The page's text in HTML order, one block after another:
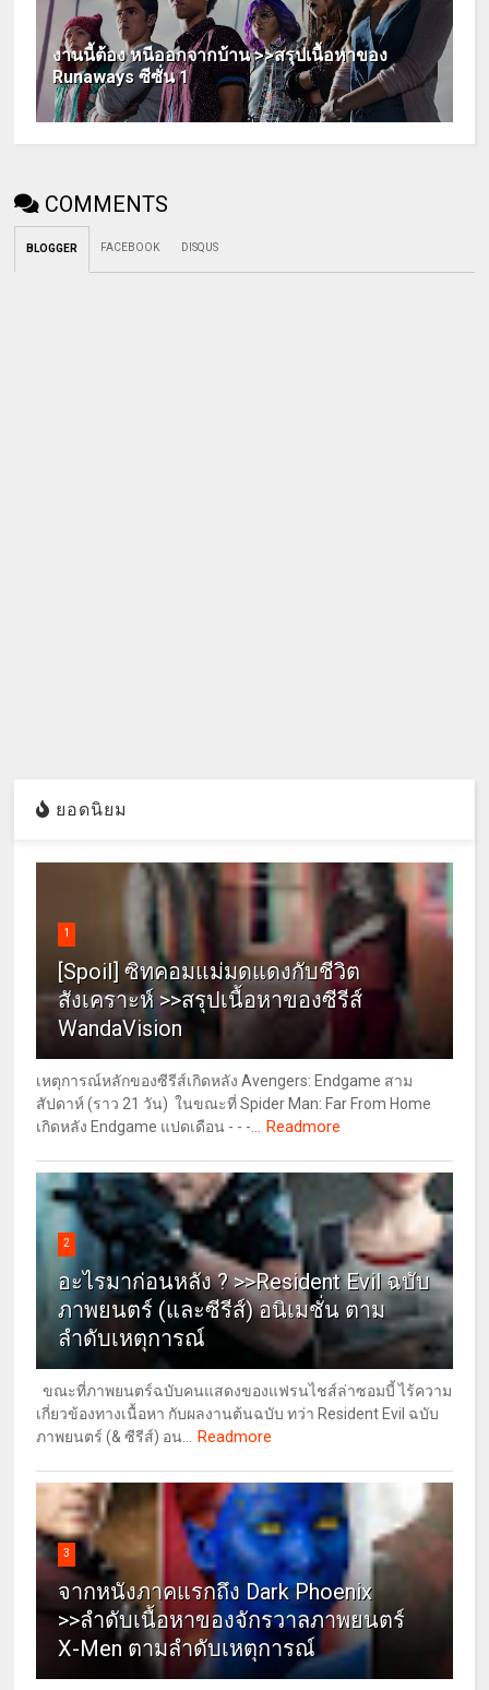
งานนี้ต้อง หนีออกจากบ้าน >>สรุปเนื้อหาของ
Runaways ซีซั่น 1
COMMENTS
BLOGGER FACEBOOK DISQUS
ยอดนิยม
1
[Spoil] ซิทคอมแม่มดแดงกับชีวิต
สังเคราะห์ >>สรุปเนื้อหาของซีรีส์
WandaVision
เหตุการณ์หลักของซีรีส์เกิดหลัง Avengers: Endgame สาม
สัปดาห์ (ราว 21 วัน) ในขณะที่ Spider Man: Far From Home
เกิดหลัง Endgame แปดเดือน - - -...
Readmore
2
อะไรมาก่อนหลัง ? >>Resident Evil ฉบับ
ภาพยนตร์ (และซีรีส์) อนิเมชั่น ตาม
ลำดับเหตุการณ์
ขณะที่ภาพยนตร์ฉบับคนแสดงของแฟรนไชส์ล่าซอมบี้ ไร้ความ
เกี่ยวข้องทางเนื้อหา กับผลงานต้นฉบับ ทว่า Resident Evil ฉบับ
ภาพยนตร์ (& ซีรีส์) อน...
Readmore
3
จากหนังภาคแรกถึง Dark Phoenix
>>ลำดับเนื้อหาของจักรวาลภาพยนตร์
X-Men ตามลำดับเหตุการณ์